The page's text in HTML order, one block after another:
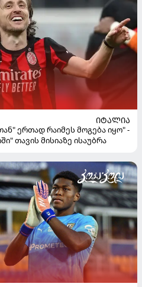
ᲘᲢᲐᲚᲘᲐ
ერთად რაიმეს მოგება იყო" -
თავის მისიაზე ისაუბრა